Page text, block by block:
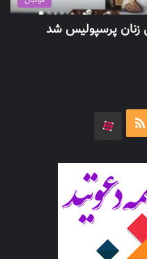
زنان پرسپولیس شد
خوراک